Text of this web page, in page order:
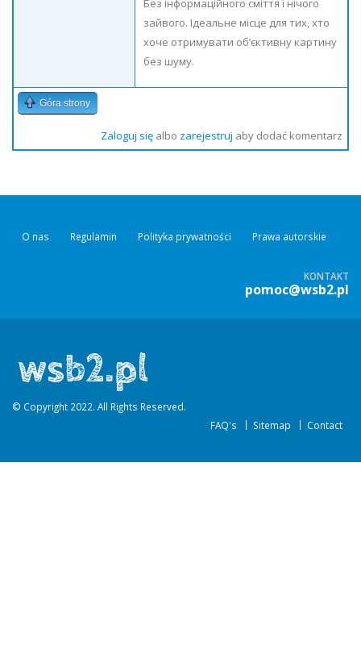
Без інформаційного сміття і нічого
зайвого. Ідеальне місце для тих, хто
хоче отримувати об’єктивну картину
без шуму.
Góra strony
Zaloguj sięalbo zarejestruj aby dodać komentarz
O nas Regulamin Polityka prywatności Prawa autorskie
KONTAKT
pomoc@wsb2.pl
© Copyright 2022. All Rights Reserved.
FAQ's
Sitemap Contact